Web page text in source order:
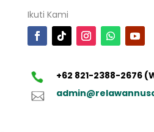
Ikuti Kami
+62 821-2388-2676